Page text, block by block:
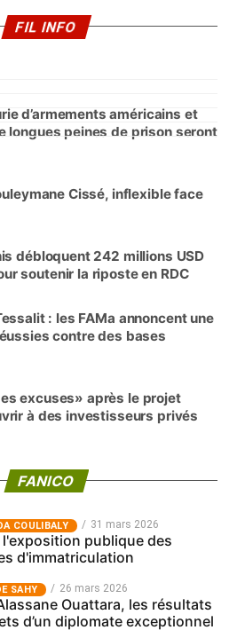
FIL INFO
d’armements américains et
longues peines de prison seront
Cissé, inflexible face
débloquent 242 millions USD
soutenir la riposte en RDC
: les FAMa annoncent une
contre des bases
excuses» après le projet
à des investisseurs privés
FANICO
COULIBALY 31 mars 2026
l'exposition publique des
d'immatriculation
SAHY 26 mars 2026
Ouattara, les résultats
d’un diplomate exceptionnel